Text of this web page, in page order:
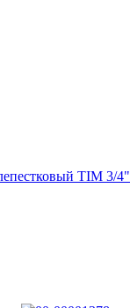
TIM 3/4"